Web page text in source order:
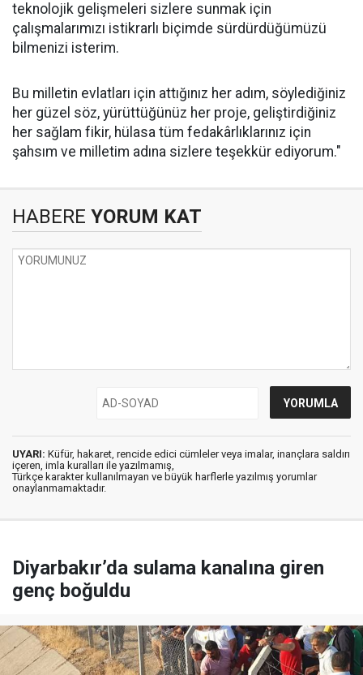
teknolojik gelişmeleri sizlere sunmak için
çalışmalarımızı istikrarlı biçimde sürdürdüğümüzü
bilmenizi isterim.
Bu milletin evlatları için attığınız her adım, söylediğiniz
her güzel söz, yürüttüğünüz her proje, geliştirdiğiniz
her sağlam fikir, hülasa tüm fedakârlıklarınız için
şahsım ve milletim adına sizlere teşekkür ediyorum."
HABERE YORUM KAT
UYARI: Küfür, hakaret, rencide edici cümleler veya imalar, inançlara saldırı
içeren, imla kuralları ile yazılmamış,
Türkçe karakter kullanılmayan ve büyük harflerle yazılmış yorumlar
onaylanmamaktadır.
Diyarbakır’da sulama kanalına giren
genç boğuldu